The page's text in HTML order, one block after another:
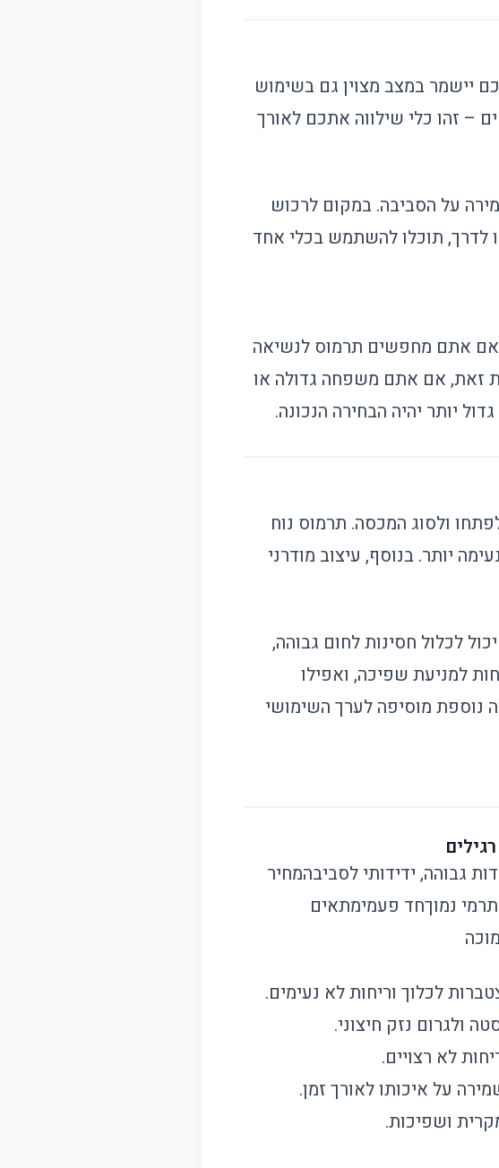
יישמר במצב מצוין גם בשימוש
– זהו כלי שילווה אתכם לאורך
על הסביבה. במקום לרכוש
לדרך, תוכלו להשתמש בכלי אחד
אם אתם מחפשים תרמוס לנשיאה
זאת, אם אתם משפחה גדולה או
יותר יהיה הבחירה הנכונה.
ולסוג המכסה. תרמוס נוח
יותר. בנוסף, עיצוב מודרני
לכלול חסינות לחום גבוהה,
למניעת שפיכה, ואפילו
נוספת מוסיפה לערך השימושי
גבוהה, ידידותי לסביבהמחיר
נמוךחד פעמימתאים
לכלוך וריחות לא נעימים.
ולגרום נזק חיצוני.
לא רצויים.
על איכותו לאורך זמן.
ושפיכות.